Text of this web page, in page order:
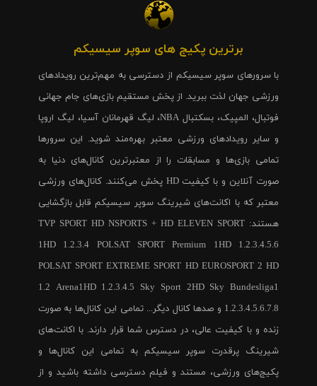
برترین پکیج های سوپر سیسیکم
با سرورهای سوپر سیسیکم از دسترسی به مهم‌ترین رویدادهای
ورزشی جهان لذت ببرید. از پخش مستقیم بازی‌های جام جهانی
فوتبال، المپیک، بسکتبال NBA، لیگ قهرمانان آسیا، لیگ اروپا
و سایر رویدادهای ورزشی معتبر بهره‌مند شوید. این سرورها
تمامی بازی‌ها و مسابقات را از معتبرترین کانال‌های دنیا به
صورت آنلاین و با کیفیت HD پخش می‌کنند. کانال‌های ورزشی
معتبر که با اکانت‌های شیرینگ سوپر سیسیکم قابل بازگشایی
هستند: TVP SPORT HD NSPORTS + HD ELEVEN SPORT
1HD 1.2.3.4 POLSAT SPORT Premium 1HD 1.2.3.4.5.6
POLSAT SPORT EXTREME SPORT HD EUROSPORT 2 HD
1.2 Arena1HD 1.2.3.4.5 Sky Sport 2HD Sky Bundesliga1
1.2.3.4.5.6.7.8 و صدها کانال دیگر... تمامی این کانال‌ها به صورت
زنده و با کیفیت عالی، در دسترس شما قرار دارند. با اکانت‌های
شیرینگ پرقدرت سوپر سیسیکم به تمامی این کانال‌ها و
پکیج‌های ورزشی، مستند و فیلم دسترسی داشته باشید و از